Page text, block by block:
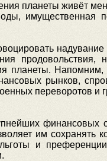
планеты живёт
имущественная
продовольствия,
планеты. Напомним,
рынков,
переворотов и
финансовых
им сохранять
и